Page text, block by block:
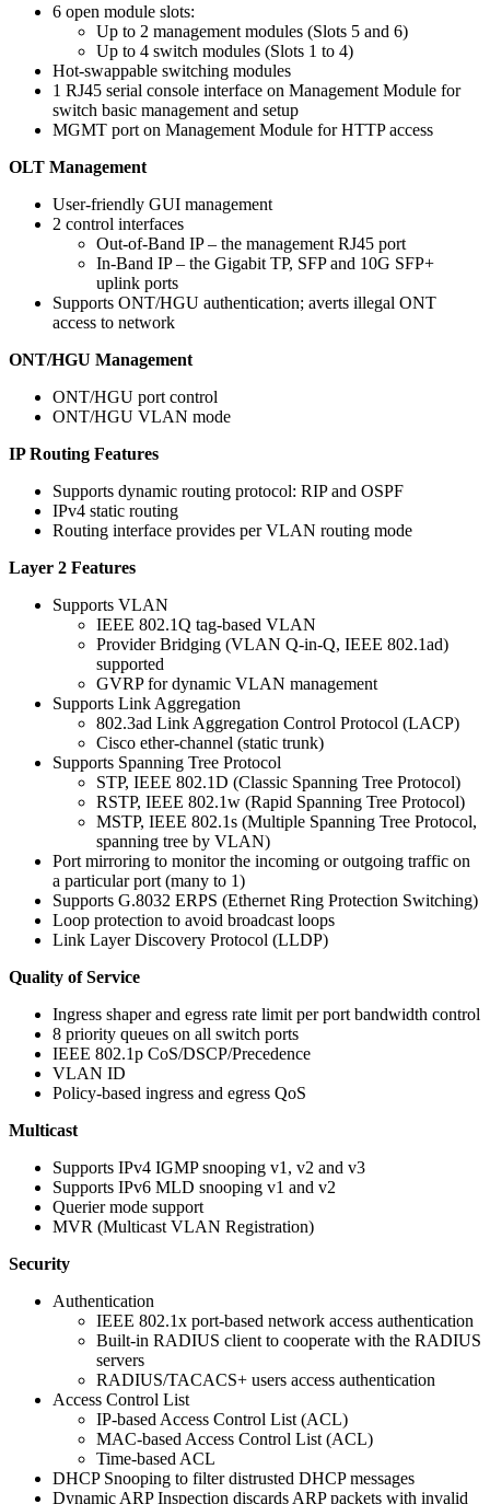
6 open module slots:
Up to 2 management modules (Slots 5 and 6)
Up to 4 switch modules (Slots 1 to 4)
Hot-swappable switching modules
1 RJ45 serial console interface on Management Module for
switch basic management and setup
MGMT port on Management Module for HTTP access
OLT Management
User-friendly GUI management
2 control interfaces
Out-of-Band IP – the management RJ45 port
In-Band IP – the Gigabit TP, SFP and 10G SFP+
uplink ports
Supports ONT/HGU authentication; averts illegal ONT
access to network
ONT/HGU Management
ONT/HGU port control
ONT/HGU VLAN mode
IP Routing Features
Supports dynamic routing protocol: RIP and OSPF
IPv4 static routing
Routing interface provides per VLAN routing mode
Layer 2 Features
Supports VLAN
IEEE 802.1Q tag-based VLAN
Provider Bridging (VLAN Q-in-Q, IEEE 802.1ad)
supported
GVRP for dynamic VLAN management
Supports Link Aggregation
802.3ad Link Aggregation Control Protocol (LACP)
Cisco ether-channel (static trunk)
Supports Spanning Tree Protocol
STP, IEEE 802.1D (Classic Spanning Tree Protocol)
RSTP, IEEE 802.1w (Rapid Spanning Tree Protocol)
MSTP, IEEE 802.1s (Multiple Spanning Tree Protocol,
spanning tree by VLAN)
Port mirroring to monitor the incoming or outgoing traffic on
a particular port (many to 1)
Supports G.8032 ERPS (Ethernet Ring Protection Switching)
Loop protection to avoid broadcast loops
Link Layer Discovery Protocol (LLDP)
Quality of Service
Ingress shaper and egress rate limit per port bandwidth control
8 priority queues on all switch ports
IEEE 802.1p CoS/DSCP/Precedence
VLAN ID
Policy-based ingress and egress QoS
Multicast
Supports IPv4 IGMP snooping v1, v2 and v3
Supports IPv6 MLD snooping v1 and v2
Querier mode support
MVR (Multicast VLAN Registration)
Security
Authentication
IEEE 802.1x port-based network access authentication
Built-in RADIUS client to cooperate with the RADIUS
servers
RADIUS/TACACS+ users access authentication
Access Control List
IP-based Access Control List (ACL)
MAC-based Access Control List (ACL)
Time-based ACL
DHCP Snooping to filter distrusted DHCP messages
Dynamic ARP Inspection discards ARP packets with invalid